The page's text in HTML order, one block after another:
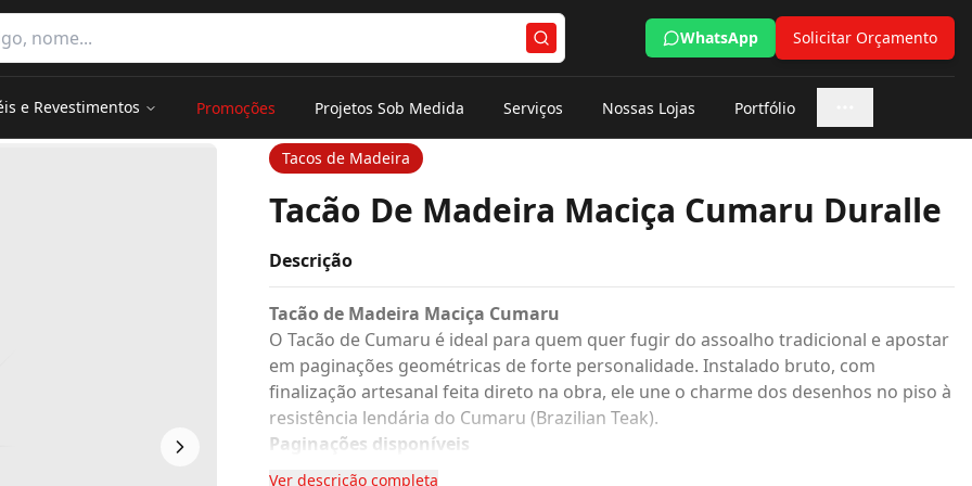
categorias
WhatsApp Solicitar Orçamento
e Revestimentos Promoções Projetos Sob Medida Serviços Nossas Lojas Portfólio
Tacos de Madeira
Tacão De Madeira Maciça Cumaru Duralle
Descrição
Tacão de Madeira Maciça Cumaru
O Tacão de Cumaru é ideal para quem quer fugir do assoalho tradicional e apostar
em paginações geométricas de forte personalidade. Instalado bruto, com
finalização artesanal feita direto na obra, ele une o charme dos desenhos no piso à
resistência lendária do Cumaru (Brazilian Teak).
Paginações disponíveis
Espinha de peixe: blocos em ângulo de 45°, criando um direcionamento dinâmico
Ver descrição completa